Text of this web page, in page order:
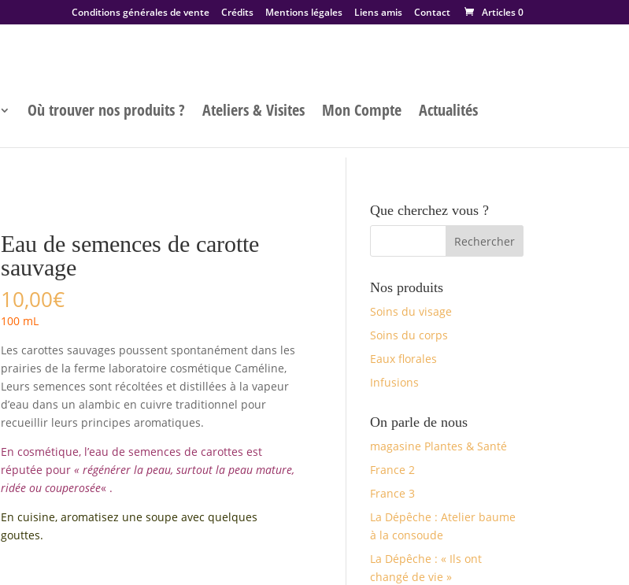
Conditions générales de vente Crédits Mentions légales Liens amis Contact Articles 0
Où trouver nos produits ? Ateliers & Visites Mon Compte Actualités
Eau de semences de carotte
sauvage
10,00€
100 mL
Les carottes sauvages poussent spontanément dans les
prairies de la ferme laboratoire cosmétique Caméline,
Leurs semences sont récoltées et distillées à la vapeur
d’eau dans un alambic en cuivre traditionnel pour
recueillir leurs principes aromatiques.
En cosmétique, l’eau de semences de carottes est
réputée pour« régénérer la peau, surtout la peau mature,
ridée ou couperosée« .
En cuisine, aromatisez une soupe avec quelques
gouttes.
Que cherchez vous ?
Nos produits
Soins du visage
Soins du corps
Eaux florales
Infusions
On parle de nous
magasine Plantes & Santé
France 2
France 3
La Dépêche : Atelier baume
à la consoude
La Dépêche : « Ils ont
changé de vie »